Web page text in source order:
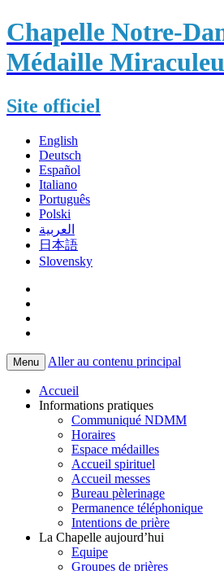
Chapelle Notre-
Médaille
Site officiel
English
Deutsch
Español
Italiano
Português
Polski
العربية
日本語
Slovensky
Menu Aller au contenu principal
Accueil
Informations pratiques
Communiqué NDMM
Horaires
Espace médailles
Accueil spirituel
Accueil messes
Bureau pèlerinage
Permanence téléphonique
Intentions de prière
La Chapelle aujourd’hui
Equipe
Groupes de prières